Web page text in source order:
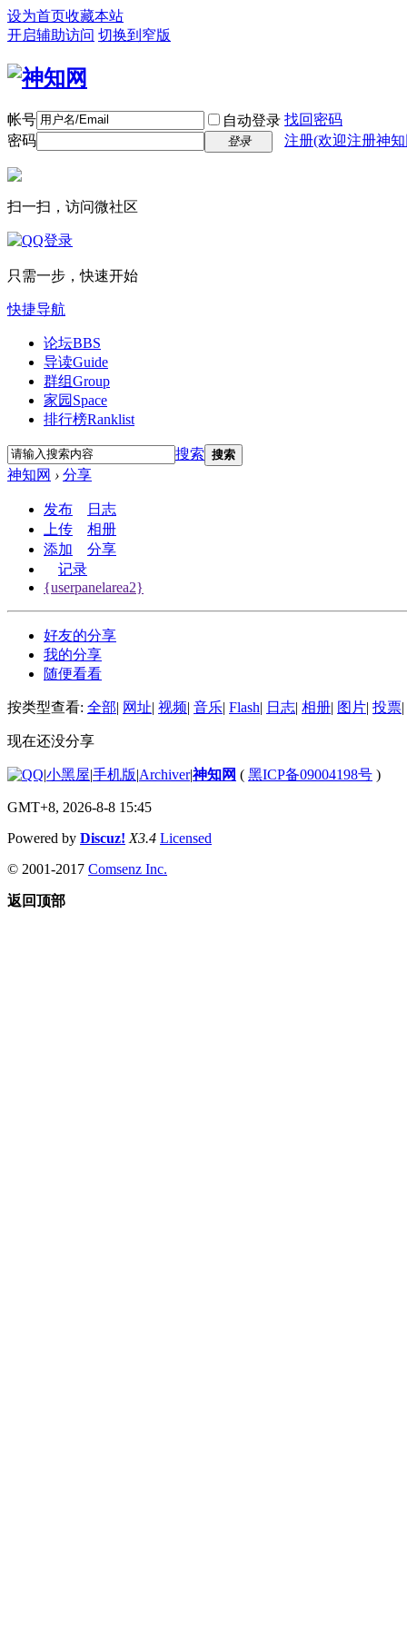
设为首页收藏本站
开启辅助访问 切换到窄版
帐号 自动登录 找回密码
密码
登录 注册(欢迎注册神
扫一扫，访问微社区
只需一步，快速开始
快捷导航
论坛BBS
导读Guide
群组Group
家园 Space
排行榜Ranklist
搜索 搜索
神知网 › 分享
发布
日志
上传
相册
添加
分享
记录
{userpanelarea2}
好友的分享
我的分享
随便看看
按类型查看: 全部| 网址| 视频| 音乐| Flash| 日志| 相册| 图片| 投票|
现在还没分享
|小黑屋|手机版|Archiver|神知网 ( 黑ICP备09004198号 )
GMT+8, 2026-8-8 15:45
Powered by Discuz! X3.4 Licensed
© 2001-2017 Comsenz Inc.
返回顶部